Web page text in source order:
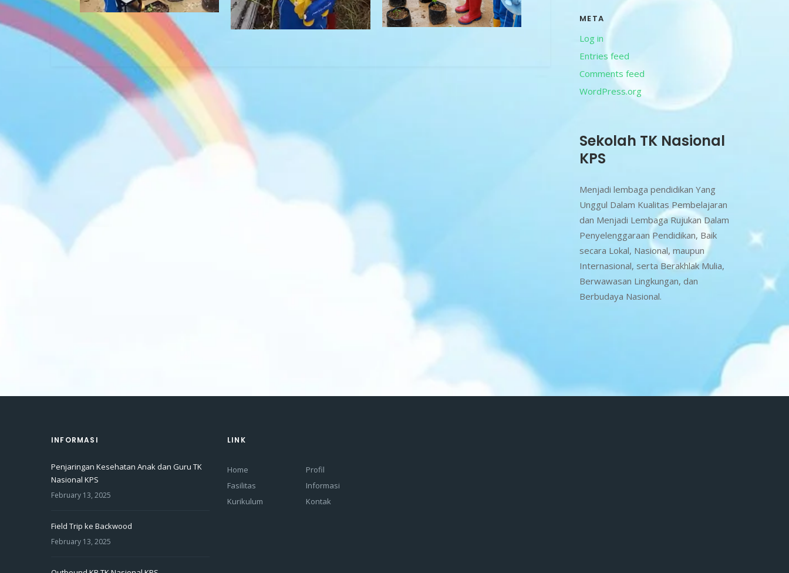
META
Log in
Entries feed
Comments feed
WordPress.org
Sekolah TK Nasional
KPS
Menjadi lembaga pendidikan Yang
Unggul Dalam Kualitas Pembelajaran
dan Menjadi Lembaga Rujukan Dalam
Penyelenggaraan Pendidikan, Baik
secara Lokal, Nasional, maupun
Internasional, serta Berakhlak Mulia,
Berwawasan Lingkungan, dan
Berbudaya Nasional.
INFORMASI
Penjaringan Kesehatan Anak dan Guru TK
Nasional KPS
February 13, 2025
Field Trip ke Backwood
February 13, 2025
LINK
Home
Profil
Fasilitas
Informasi
Kurikulum
Kontak